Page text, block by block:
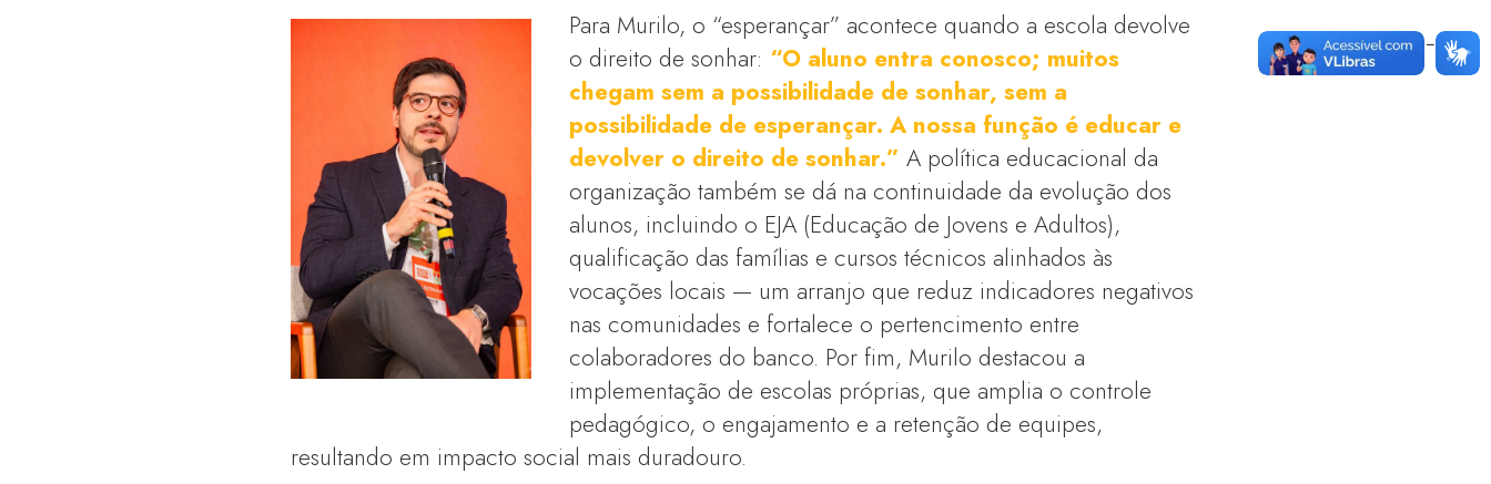
Para Murilo, o “esperançar” acontece quando a escola devolve
o direito de sonhar: “O aluno entra conosco; muitos
chegam sem a possibilidade de sonhar, sem a
possibilidade de esperançar. A nossa função é educar e
devolver o direito de sonhar.” A política educacional da
organização também se dá na continuidade da evolução dos
alunos, incluindo o EJA (Educação de Jovens e Adultos),
qualificação das famílias e cursos técnicos alinhados às
vocações locais — um arranjo que reduz indicadores negativos
nas comunidades e fortalece o pertencimento entre
colaboradores do banco. Por fim, Murilo destacou a
implementação de escolas próprias, que amplia o controle
pedagógico, o engajamento e a retenção de equipes,
resultando em impacto social mais duradouro.